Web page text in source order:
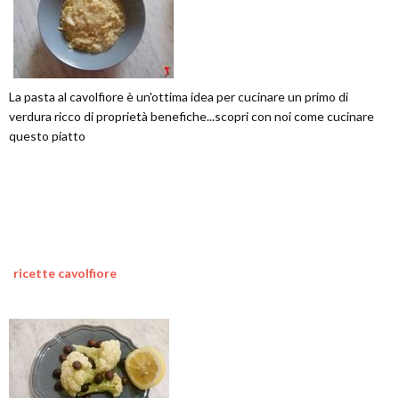
La pasta al cavolfiore è un'ottima idea per cucinare un primo di
verdura ricco di proprietà benefiche...scopri con noi come cucinare
questo piatto
ricette cavolfiore